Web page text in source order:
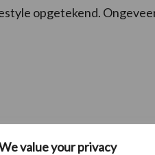
value your privacy
opgetekend.